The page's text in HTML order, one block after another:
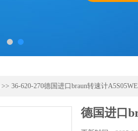
>> 36-620-270德国进口braun转速计
德国进口